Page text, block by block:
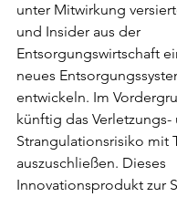
unter Mitwirkung
und Insider aus der
Entsorgungswirtschaft
neues
entwickeln. Im
künftig das Verletzungs-
Strangulationsrisiko mit
auszuschließen. Dieses
Innovationsprodukt zur